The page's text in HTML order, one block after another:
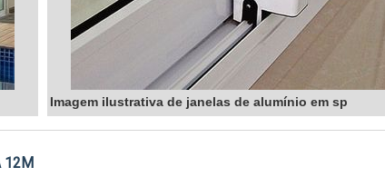
Imagem ilustrativa de janelas de alumínio em sp
12M